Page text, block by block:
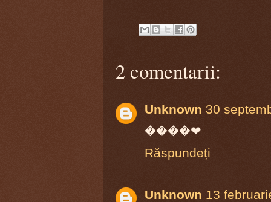
2 comentarii:
Unknown 30
����❤
Răspundeți
Unknown 13